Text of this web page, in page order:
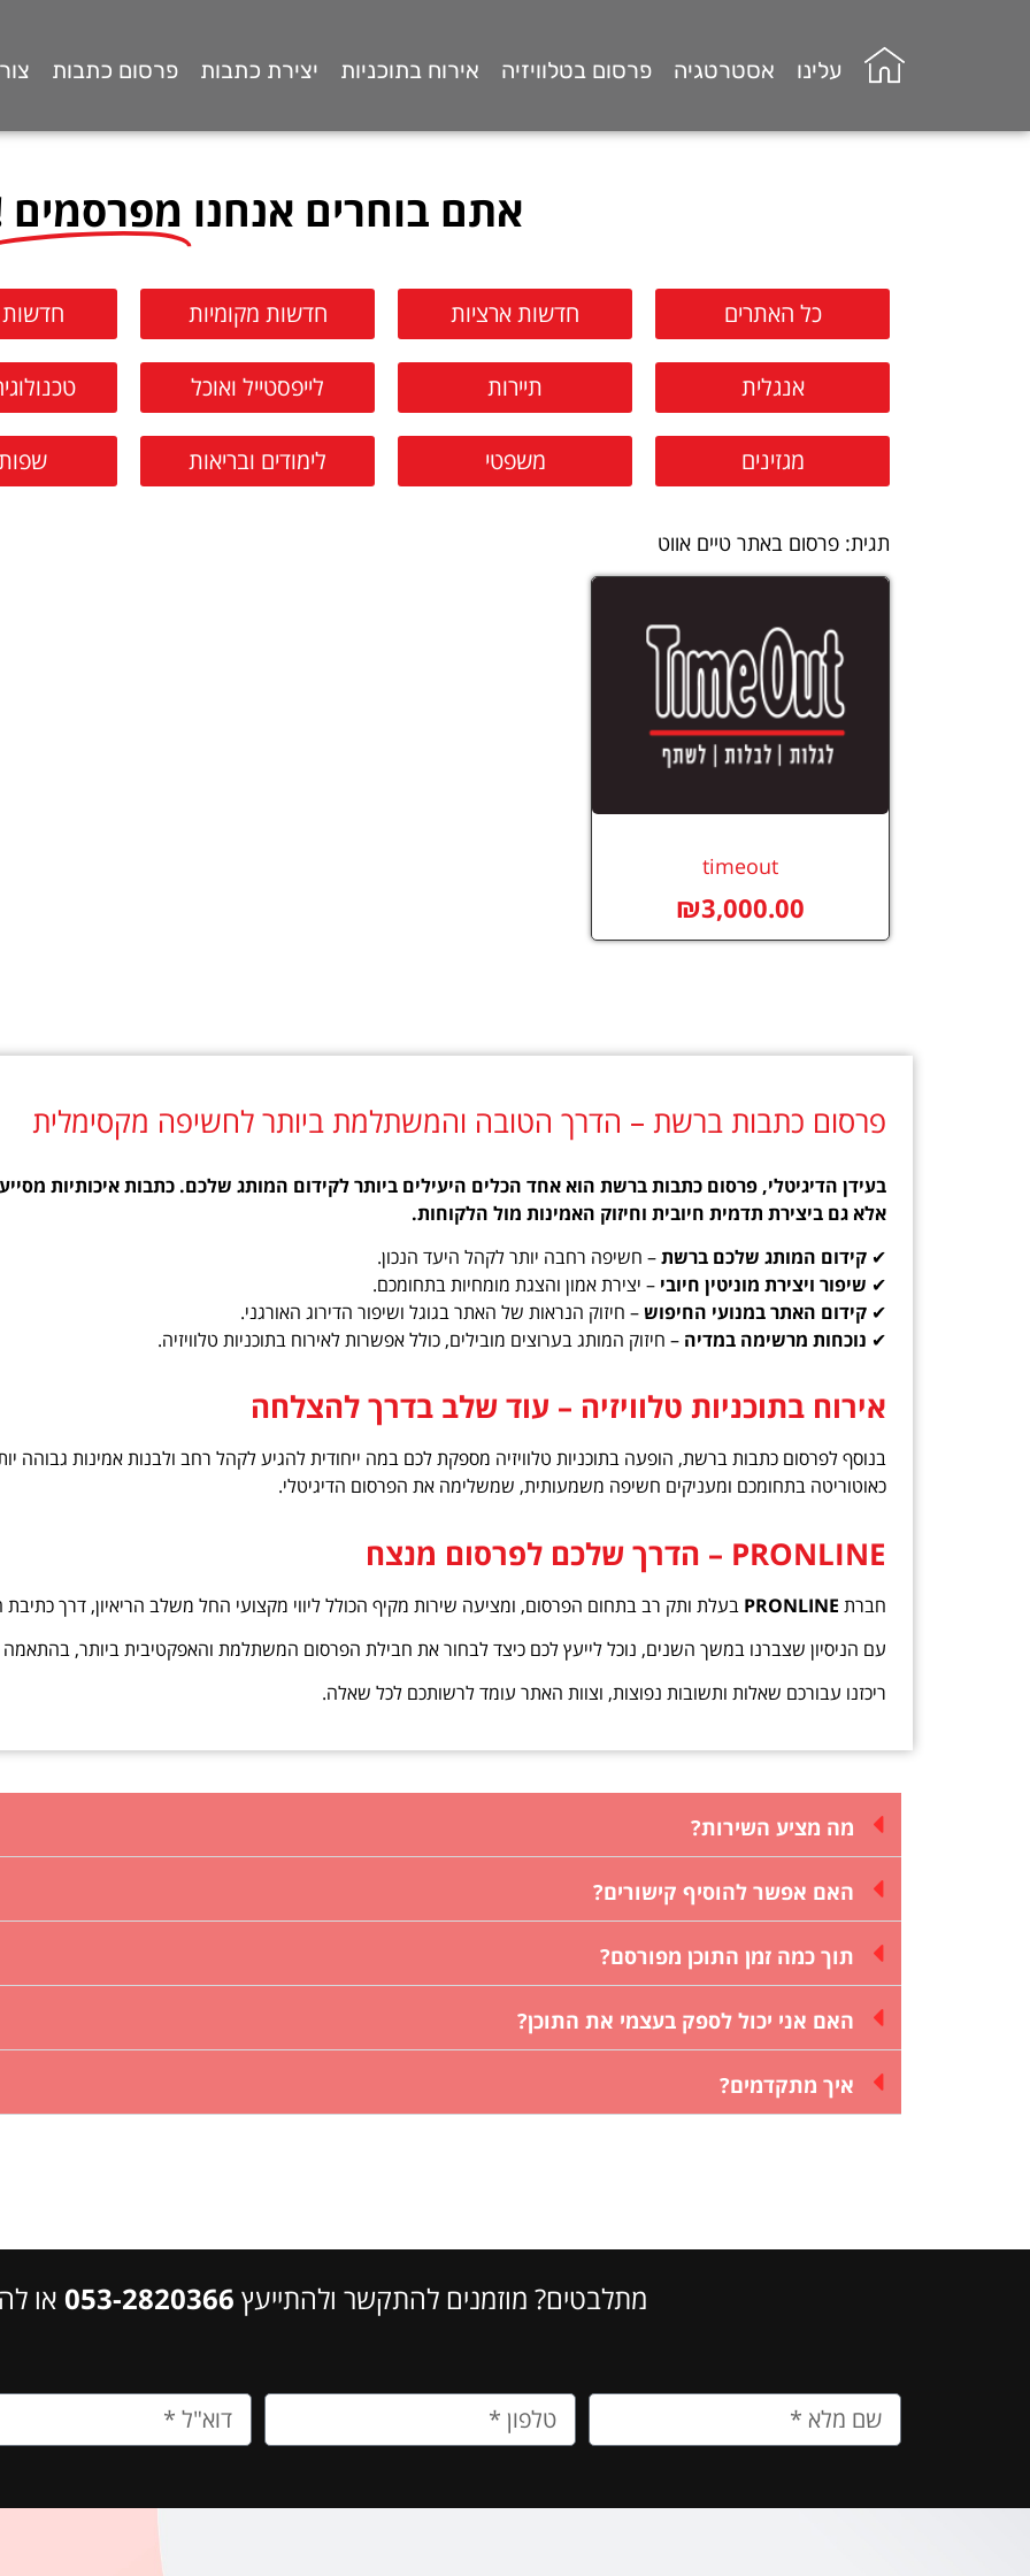
עלינו אסטרטגיה פרסום בטלוויזיה אירוח בתוכניות יצירת כתבות פרסום כתבות
אתם בוחרים אנחנו מפרסמים
כל האתרים חדשות ארציות חדשות מקומיות חדשות
אנגלית תיירות לייפסטייל ואוכל
מגזינים משפטי לימודים ובריאות
תגית: פרסום באתר טיים אווט
timeout
₪3,000.00
פרסום כתבות ברשת – הדרך הטובה והמשתלמת ביותר לחשיפה מקסימלית
בעידן הדיגיטלי, פרסום כתבות ברשת הוא אחד הכלים היעילים ביותר לקידום המותג שלכם. כתבות איכותיות
אלא גם ביצירת תדמית חיובית וחיזוק האמינות מול הלקוחות.
✔ קידום המותג שלכם ברשת– חשיפה רחבה יותר לקהל היעד הנכון.
✔ שיפור ויצירת מוניטין חיובי – יצירת אמון והצגת מומחיות בתחומכם.
✔ קידום האתר במנועי החיפוש– חיזוק הנראות של האתר בגוגל ושיפור הדירוג האורגני.
✔ נוכחות מרשימה במדיה – חיזוק המותג בערוצים מובילים, כולל אפשרות לאירוח בתוכניות טלוויזיה.
אירוח בתוכניות טלוויזיה – עוד שלב בדרך להצלחה
בנוסף לפרסום כתבות ברשת, הופעה בתוכניות טלוויזיה מספקת לכם במה ייחודית להגיע לקהל רחב ולבנות אמינות גבוהה
כאוטוריטה בתחומכם ומעניקים חשיפה משמעותית, שמשלימה את הפרסום הדיגיטלי.
PRONLINE – הדרך שלכם לפרסום מנצח
חברת PRONLINE בעלת ותק רב בתחום הפרסום, ומציעה שירות מקיף הכולל ליווי מקצועי החל משלב הריאיון, דרך
עם הניסיון שצברנו במשך השנים, נוכל לייעץ לכם כיצד לבחור את חבילת הפרסום המשתלמת והאפקטיבית ביותר, בהתאמה
ריכזנו עבורכם שאלות ותשובות נפוצות, וצוות האתר עומד לרשותכם לכל שאלה.
מה מציע השירות?
האם אפשר להוסיף קישורים?
תוך כמה זמן התוכן מפורסם?
האם אני יכול לספק בעצמי את התוכן?
איך מתקדמים?
מתלבטים? מוזמנים להתקשר ולהתייעץ 053-2820366 או